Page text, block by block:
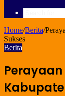
Home/Berita/
Sukses
Berita